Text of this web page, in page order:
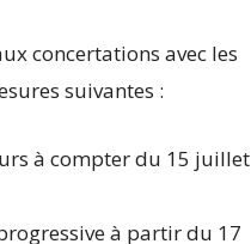
concertations avec les
suivantes :
à compter du 15 juillet
à partir du 17